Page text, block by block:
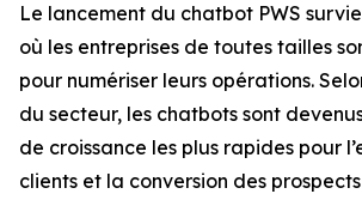
Le lancement du chatbot PWS
où les entreprises de toutes tailles
pour numériser leurs opérations.
du secteur, les chatbots sont
de croissance les plus rapides pour
clients et la conversion des